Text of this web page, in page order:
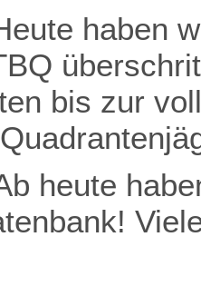
haben
bis zur
heute